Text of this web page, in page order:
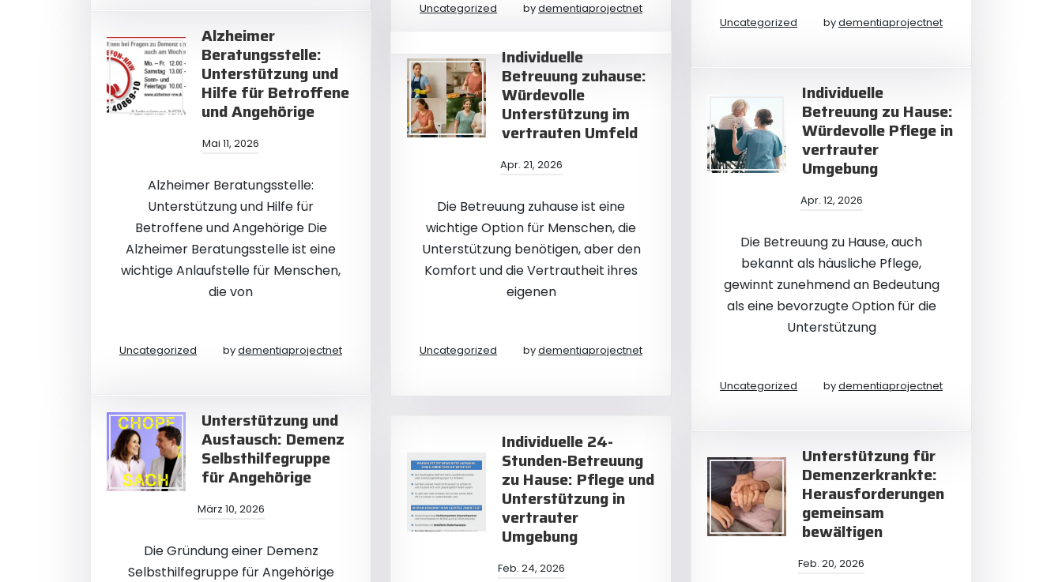
Uncategorized bydementiaprojectnet
Uncategorized bydementiaprojectnet
Alzheimer
Beratungsstelle:
Unterstützung und
Hilfe für Betroffene
und Angehörige
Mai 11, 2026
Alzheimer Beratungsstelle:
Unterstützung und Hilfe für
Betroffene und Angehörige Die
Alzheimer Beratungsstelle ist eine
wichtige Anlaufstelle für Menschen,
die von
Uncategorized bydementiaprojectnet
Individuelle
Betreuung zuhause:
Würdevolle
Unterstützung im
vertrauten Umfeld
Apr. 21, 2026
Die Betreuung zuhause ist eine
wichtige Option für Menschen, die
Unterstützung benötigen, aber den
Komfort und die Vertrautheit ihres
eigenen
Uncategorized bydementiaprojectnet
Individuelle
Betreuung zu Hause:
Würdevolle Pflege in
vertrauter
Umgebung
Apr. 12, 2026
Die Betreuung zu Hause, auch
bekannt als häusliche Pflege,
gewinnt zunehmend an Bedeutung
als eine bevorzugte Option für die
Unterstützung
Uncategorized bydementiaprojectnet
Unterstützung und
Austausch: Demenz
Selbsthilfegruppe
für Angehörige
März 10, 2026
Die Gründung einer Demenz
Selbsthilfegruppe für Angehörige
Individuelle 24-
Stunden-Betreuung
zu Hause: Pflege und
Unterstützung in
vertrauter
Umgebung
Feb. 24, 2026
Unterstützung für
Demenzerkrankte:
Herausforderungen
gemeinsam
bewältigen
Feb. 20, 2026